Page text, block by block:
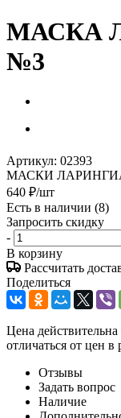
МАСКА
№3
Артикул: 02393
МАСКИ
640 ₽/шт
Есть в наличии (8)
Запросить скидку
-
В корзину
Рассчитать
Поделиться
Цена
отличаться от цен
Отзывы
Задать вопрос
Наличие